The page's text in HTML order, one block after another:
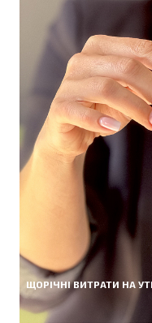
ЩОРІЧНІ ВИТРАТИ НА